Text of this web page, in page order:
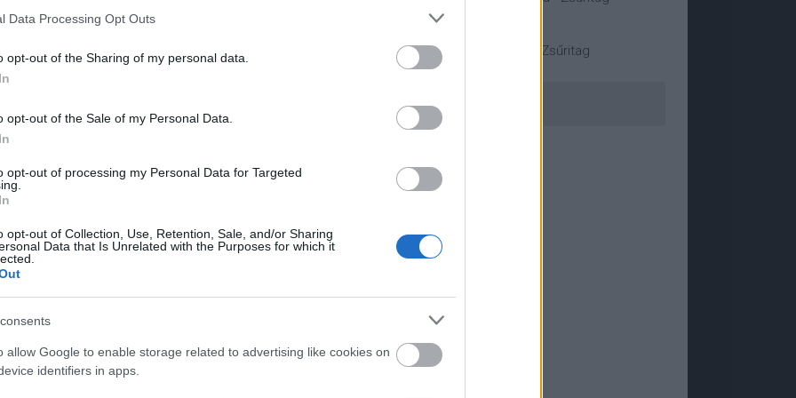
Data Processing Opt Outs
opt-out of the Sharing of my personal data.
opt-out of the Sale of my Personal Data.
opt-out of processing my Personal Data for Targeted
opt-out of Collection, Use, Retention, Sale, and/or Sharing
Data that Is Unrelated with the Purposes for which it
allow Google to enable storage related to advertising like cookies on
identifiers in apps.
voltam, megterveztem a majdani cégem működését.
nevű nonprofit gazdasági társaságot, aminek a Senior
biztos bukást jósoltak és próbáltak lebeszélni arról,
indultunk, szép lassan építkeztünk. Aztán
ebből látni, akkor a szolgáltatást, amit nyújtunk, el kell
nincs arra tradíció, hogy külsős szervezetet
Az első megbízást egy éven belül sikerült
Jelenleg 28 iskolában vagyunk jelen, 120 mentor
visszajelzés volt, hogy sokan átvették a modellt
társaságok, és ők önállóan működtetik helyi
Pálfalvi Márta - Zsűritag
Összes zsűritag »